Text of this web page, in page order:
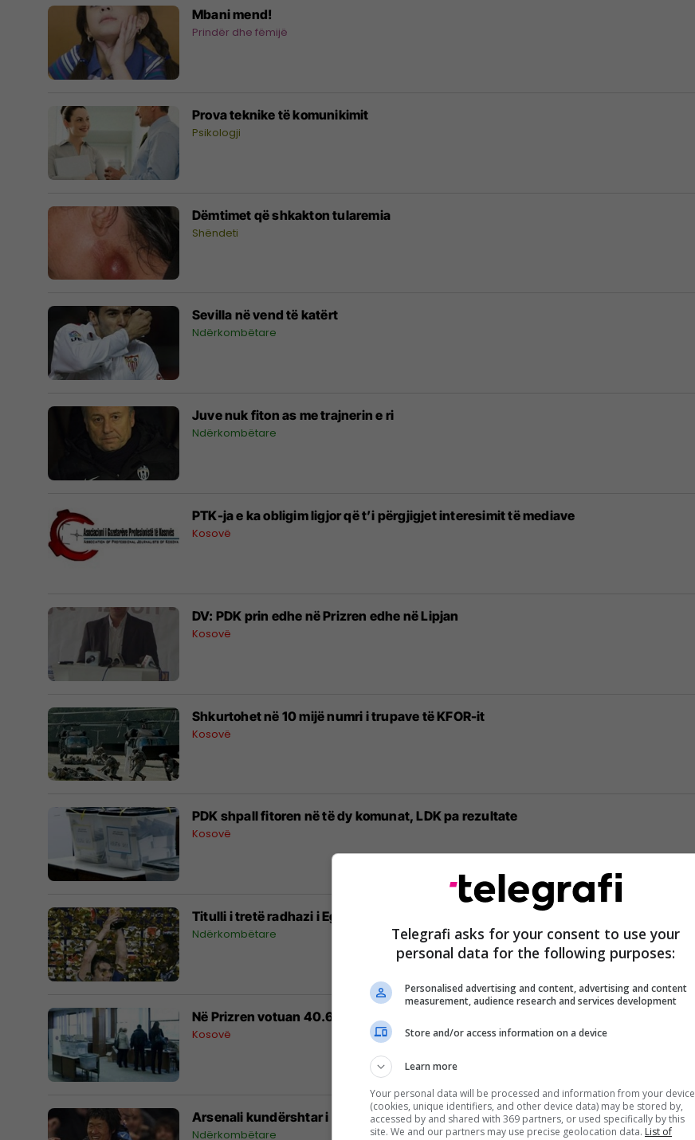
Mbani mend!
Prindër dhe fëmijë
Prova teknike të komunikimit
Psikologji
Dëmtimet që shkakton tularemia
Shëndeti
Sevilla në vend të katërt
Ndërkombëtare
Juve nuk fiton as me trajnerin e ri
Ndërkombëtare
PTK-ja e ka obligim ligjor që t’i përgjigjet interesimit të mediave
Kosovë
DV: PDK prin edhe në Prizren edhe në Lipjan
Kosovë
Shkurtohet në 10 mijë numri i trupave të KFOR-it
Kosovë
PDK shpall fitoren në të dy komunat, LDK pa rezultate
Kosovë
Titulli i tretë radhazi i Egjiptit
Ndërkombëtare
Në Prizren votuan 40.62 %, në Lipjan 57.08 %
Kosovë
Arsenali kundërshtar i lehtë për United
Ndërkombëtare
Telegrafi asks for your consent to use your
personal data for the following purposes:
Personalised advertising and content, advertising and content
measurement, audience research and services development
Store and/or access information on a device
Learn more
Your personal data will be processed and information from your device
(cookies, unique identifiers, and other device data) may be stored by,
accessed by and shared with 369 partners, or used specifically by this
site. We and our partners may use precise geolocation data. List of